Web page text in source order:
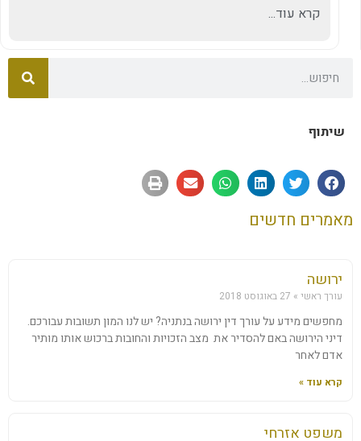
שיתוף
מאמרים חדשים
ירושה
עורך ראשי 27 באוגוסט 2018
מחפשים מידע על עורך דין ירושה בנתניה? יש לנו המון תשובות עבורכם.
דיני הירושה באם להסדיר את מצב הזכויות והחובות ברכוש אותו מותיר
אדם לאחר
קרא עוד »
משפט אזרחי
קרא עוד...